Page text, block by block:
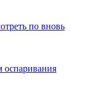
по вновь
оспаривания